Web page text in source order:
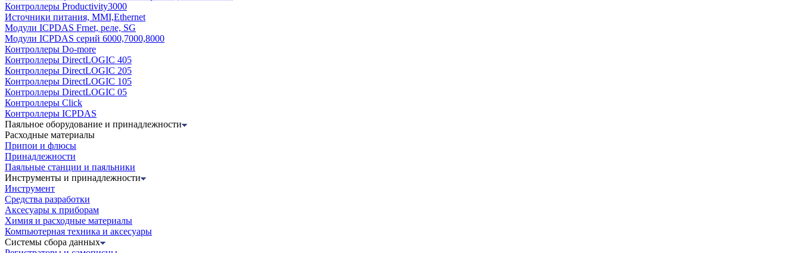
Контроллеры Productivity3000
Источники питания, MMI,Ethernet
Модули ICPDAS Frnet, реле, SG
Модули ICPDAS серий 6000,7000,8000
Контроллеры Do-more
Контроллеры DirectLOGIC 405
Контроллеры DirectLOGIC 205
Контроллеры DirectLOGIC 105
Контроллеры DirectLOGIC 05
Контроллеры Click
Контроллеры ICPDAS
Паяльное оборудование и принадлежности
Расходные материалы
Припои и флюсы
Принадлежности
Паяльные станции и паяльники
Инструменты и принадлежности
Инструмент
Средства разработки
Аксесуары к приборам
Химия и расходные материалы
Компьютерная техника и аксесуары
Системы сбора данных